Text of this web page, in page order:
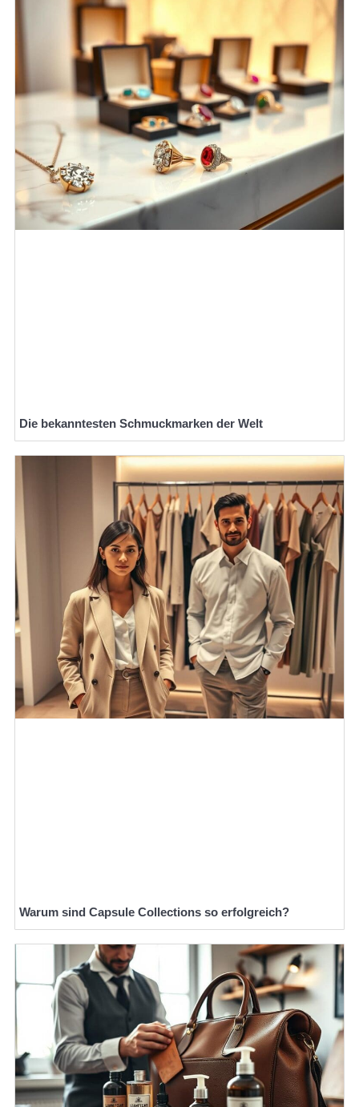
Die bekanntesten Schmuckmarken der Welt
Warum sind Capsule Collections so erfolgreich?